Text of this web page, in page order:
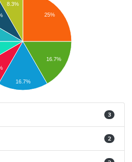
25%
16.7%
8.3%
16.7%
3
2